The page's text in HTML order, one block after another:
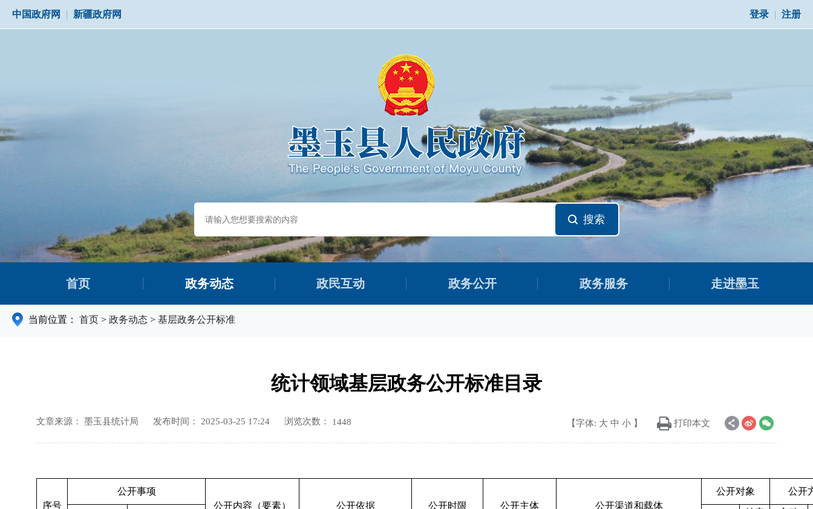
中国政府网 | 新疆政府网 登录 | 注册
搜索
首页 政务动态 政民互动 政务公开 政务服务 走进墨玉
当前位置： 首页 > 政务动态 > 基层政务公开标准
统计领域基层政务公开标准目录
文章来源： 墨玉县统计局 发布时间： 2025-03-25 17:24 浏览次数： 1448 【字体: 大 中 小 】 打印本文
序号
公开事项
公开内容（要素）
公开依据 公开时限 公开主体 公开渠道和载体
公开对象 公开